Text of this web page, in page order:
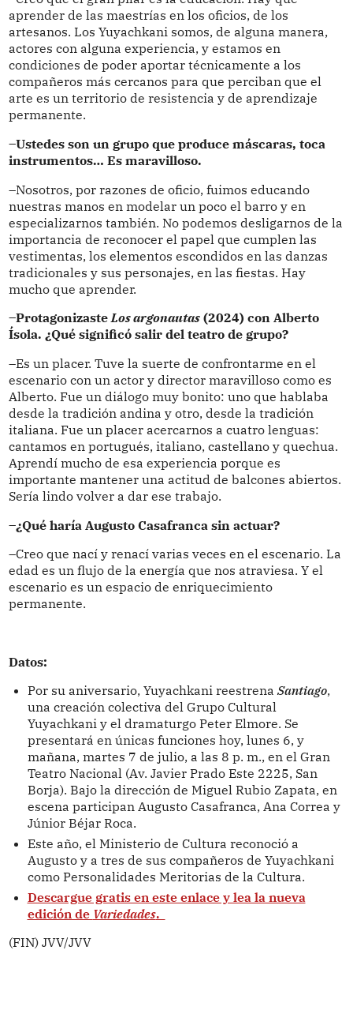
aprender de las maestrías en los oficios, de los
artesanos. Los Yuyachkani somos, de alguna manera,
actores con alguna experiencia, y estamos en
condiciones de poder aportar técnicamente a los
compañeros más cercanos para que perciban que el
arte es un territorio de resistencia y de aprendizaje
permanente.
–Ustedes son un grupo que produce máscaras, toca
instrumentos… Es maravilloso.
–Nosotros, por razones de oficio, fuimos educando
nuestras manos en modelar un poco el barro y en
especializarnos también. No podemos desligarnos de la
importancia de reconocer el papel que cumplen las
vestimentas, los elementos escondidos en las danzas
tradicionales y sus personajes, en las fiestas. Hay
mucho que aprender.
–ProtagonizasteLos argonautas(2024) con Alberto
Ísola. ¿Qué significó salir del teatro de grupo?
–Es un placer. Tuve la suerte de confrontarme en el
escenario con un actor y director maravilloso como es
Alberto. Fue un diálogo muy bonito: uno que hablaba
desde la tradición andina y otro, desde la tradición
italiana. Fue un placer acercarnos a cuatro lenguas:
cantamos en portugués, italiano, castellano y quechua.
Aprendí mucho de esa experiencia porque es
importante mantener una actitud de balcones abiertos.
Sería lindo volver a dar ese trabajo.
–¿Qué haría Augusto Casafranca sin actuar?
–Creo que nací y renací varias veces en el escenario. La
edad es un flujo de la energía que nos atraviesa. Y el
escenario es un espacio de enriquecimiento
permanente.
Datos:
Por su aniversario, Yuyachkani reestrena Santiago,
una creación colectiva del Grupo Cultural
Yuyachkani y el dramaturgo Peter Elmore. Se
presentará en únicas funciones hoy, lunes 6, y
mañana, martes 7 de julio, a las 8 p. m., en el Gran
Teatro Nacional (Av. Javier Prado Este 2225, San
Borja). Bajo la dirección de Miguel Rubio Zapata, en
escena participan Augusto Casafranca, Ana Correa y
Júnior Béjar Roca.
Este año, el Ministerio de Cultura reconoció a
Augusto y a tres de sus compañeros de Yuyachkani
como Personalidades Meritorias de la Cultura.
Descargue gratis en este enlace y lea la nueva
edición de Variedades.
(FIN) JVV/JVV